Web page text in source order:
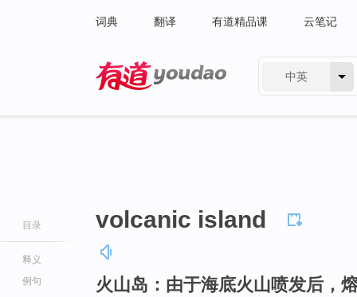
词典 翻译 有道精品课 云笔记
中英
目录
释义
例句
volcanic island
火山岛：由于海底火山喷发后，